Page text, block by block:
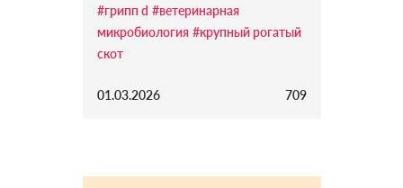
#грипп d #ветеринарная
микробиология #крупный рогатый
скот
01.03.2026 709